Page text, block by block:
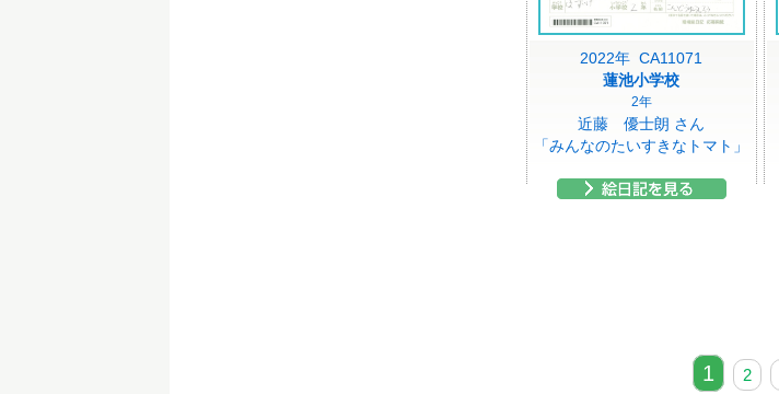
2022年 CA11071
蓮池小学校
2年
近藤 優士朗 さん
「みんなのたいすきなトマト」
1 2